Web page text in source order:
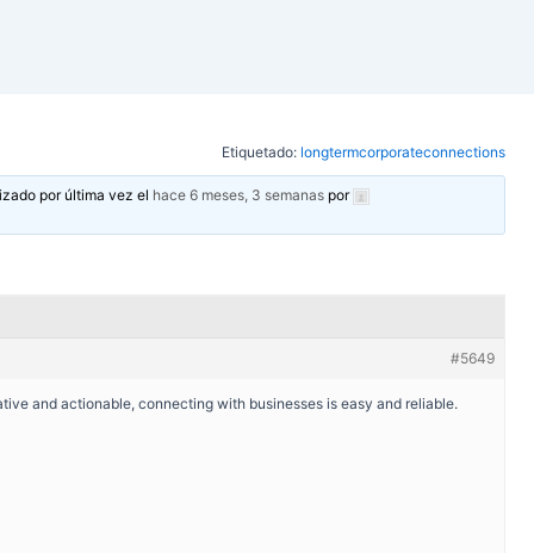
Etiquetado: longtermcorporateconnections
por última vez el hace 6 meses, 3 semanas por
#5649
and actionable, connecting with businesses is easy and reliable.